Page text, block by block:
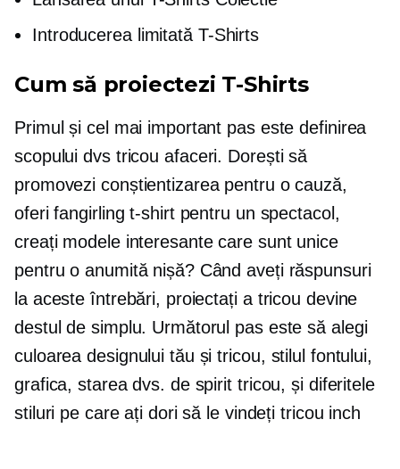
Introducerea limitată T-Shirts
Cum să proiectezi T-Shirts
Primul și cel mai important pas este definirea
scopului dvs tricou afaceri. Dorești să
promovezi conștientizarea pentru o cauză,
oferi fangirlingt-shirtpentru un spectacol,
creați modele interesante care sunt unice
pentru o anumită nișă? Când aveți răspunsuri
la aceste întrebări, proiectați a tricou devine
destul de simplu. Următorul pas este să alegi
culoarea designului tău șitricou, stilul fontului,
grafica, starea dvs. de spirit tricou, și diferitele
stiluri pe care ați dori să le vindețitricou inch